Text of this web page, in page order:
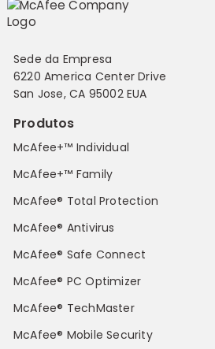
Sede da Empresa
6220 America Center Drive
San Jose, CA 95002 EUA
Produtos
McAfee+™ Individual
McAfee+™ Family
McAfee® Total Protection
McAfee® Antivirus
McAfee® Safe Connect
McAfee® PC Optimizer
McAfee® TechMaster
McAfee® Mobile Security